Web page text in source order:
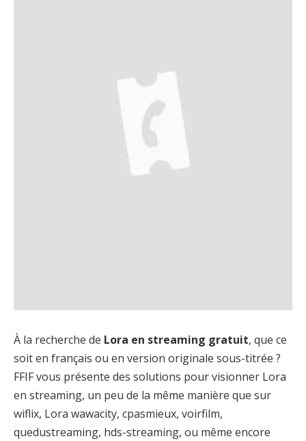
À la recherche de Lora en streaming gratuit, que ce
soit en français ou en version originale sous-titrée ?
FFIF vous présente des solutions pour visionner Lora
en streaming, un peu de la même manière que sur
wiflix, Lora wawacity, cpasmieux, voirfilm,
quedustreaming, hds-streaming, ou même encore